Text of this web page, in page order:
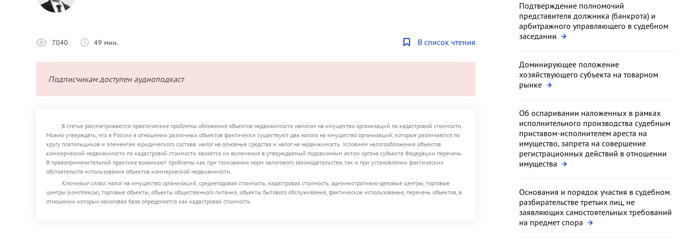
7040 49 мин. В список чтения
Подписчикам доступен аудиоподкаст
В статье рассматриваются практические проблемы обложения объектов недвижимости налогом на имущество организаций по кадастровой стоимости.
Можно утверждать, что в России в отношении различных объектов фактически существуют два налога на имущество организаций, которые различаются по
кругу плательщиков и элементам юридического состава: налог на основные средства и налог на недвижимость. Условием налогообложения объектов
коммерческой недвижимости по кадастровой стоимости является их включение в утверждаемый подзаконным актом органа субъекта Федерации перечень.
В правоприменительной практике возникают проблемы как при толковании норм налогового законодательства, так и при установлении фактических
обстоятельств использования объектов коммерческой недвижимости.
Ключевые слова: налог на имущество организаций, среднегодовая стоимость, кадастровая стоимость, административно-деловые центры, торговые
центры (комплексы), торговые объекты, объекты общественного питания, объекты бытового обслуживания, фактическое использование, перечень объектов, в
отношении которых налоговая база определяется как кадастровая стоимость.
Подтверждение полномочий
представителя должника (банкрота) и
арбитражного управляющего в судебном
заседании
Доминирующее положение
хозяйствующего субъекта на товарном
рынке
Об оспаривании наложенных в рамках
исполнительного производства судебным
приставом-исполнителем ареста на
имущество, запрета на совершение
регистрационных действий в отношении
имущества
Основания и порядок участия в судебном
разбирательстве третьих лиц, не
заявляющих самостоятельных требований
на предмет спора